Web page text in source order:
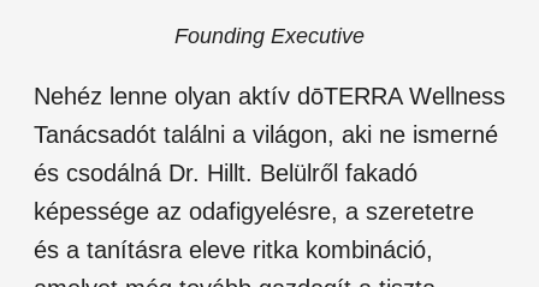
Founding Executive
Nehéz lenne olyan aktív dōTERRA Wellness
Tanácsadót találni a világon, aki ne ismerné
és csodálná Dr. Hillt. Belülről fakadó
képessége az odafigyelésre, a szeretetre
és a tanításra eleve ritka kombináció,